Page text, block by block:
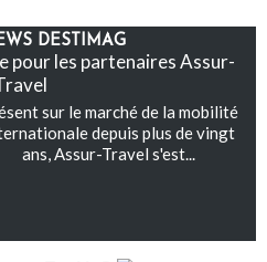
DESTIMAG
pour les partenaires Assur-
sur le marché de la mobilité
depuis plus de vingt
ans, Assur-Travel s'est...